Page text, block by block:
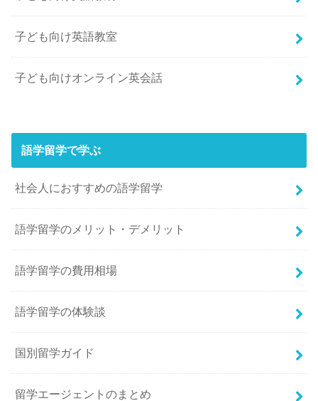
子ども向け英語教室
子ども向けオンライン英会話
語学留学で学ぶ
社会人におすすめの語学留学
語学留学のメリット・デメリット
語学留学の費用相場
語学留学の体験談
国別留学ガイド
留学エージェントのまとめ